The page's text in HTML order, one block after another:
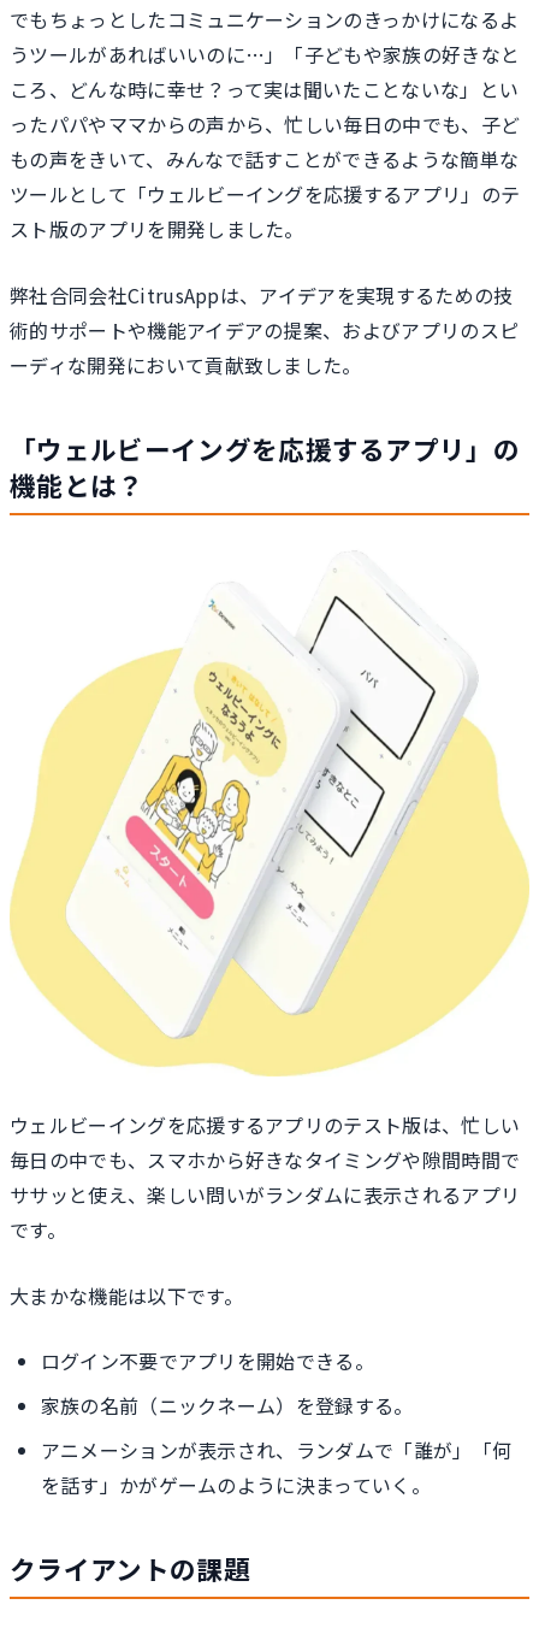
でもちょっとしたコミュニケーションのきっかけになるよ
うツールがあればいいのに…」「子どもや家族の好きなと
ころ、どんな時に幸せ？って実は聞いたことないな」とい
ったパパやママからの声から、忙しい毎日の中でも、子ど
もの声をきいて、みんなで話すことができるような簡単な
ツールとして「ウェルビーイングを応援するアプリ」のテ
スト版のアプリを開発しました。
弊社合同会社CitrusAppは、アイデアを実現するための技
術的サポートや機能アイデアの提案、およびアプリのスピ
ーディな開発において貢献致しました。
「ウェルビーイングを応援するアプリ」の
機能とは？
ウェルビーイングを応援するアプリのテスト版は、忙しい
毎日の中でも、スマホから好きなタイミングや隙間時間で
ササッと使え、楽しい問いがランダムに表示されるアプリ
です。
大まかな機能は以下です。
ログイン不要でアプリを開始できる。
家族の名前（ニックネーム）を登録する。
アニメーションが表示され、ランダムで「誰が」「何
を話す」かがゲームのように決まっていく。
クライアントの課題